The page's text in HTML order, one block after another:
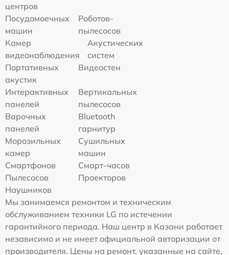
центров
Посудомоечных
машин
Роботов-
пылесосов
Камер
видеонаблюдения
Акустических
систем
Портативных
акустик
Видеостен
Интерактивных
панелей
Вертикальных
пылесосов
Варочных
панелей
Bluetooth
гарнитур
Морозильных
камер
Сушильных
машин
Смартфонов
Смарт-часов
Пылесосов
Проекторов
Наушников
Мы занимаемся ремонтом и техническим
обслуживанием техники LG по истечении
гарантийного периода. Наш центр в Казани работает
независимо и не имеет официальной авторизации от
производителя. Цены на ремонт, указанные на сайте,